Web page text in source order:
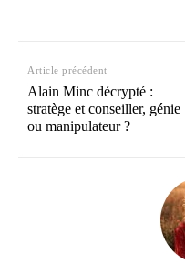
Article précédent
Alain Minc décrypté :
stratège et conseiller, génie
ou manipulateur ?